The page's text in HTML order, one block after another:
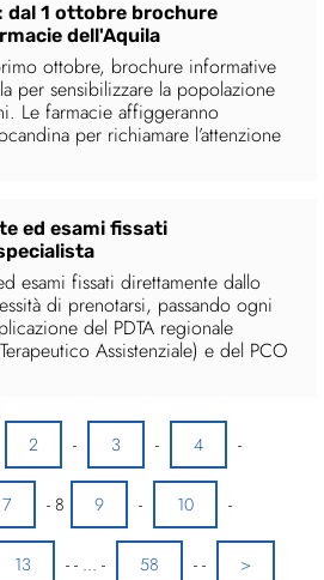
dal 1 ottobre brochure
dell'Aquila
ottobre, brochure informative
per sensibilizzare la popolazione
Le farmacie affiggeranno
per richiamare l’attenzione
ed esami fissati
esami fissati direttamente dallo
di prenotarsi, passando ogni
del PDTA regionale
Assistenziale) e del PCO
2 - 3 - 4 -
7 - 8 9 - 10 -
13 - - ... - 58 - - >